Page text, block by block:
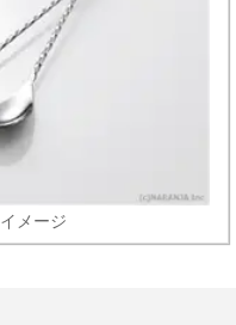
イメージ